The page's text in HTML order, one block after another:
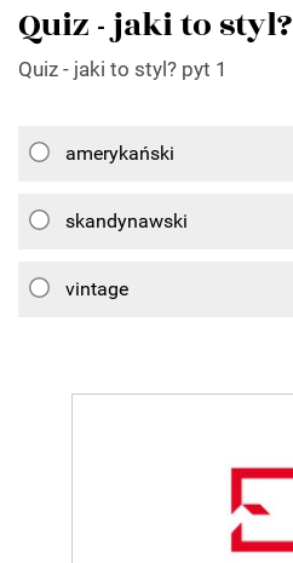
Quiz - jaki to styl?
Quiz - jaki to styl? pyt 1
amerykański
skandynawski
vintage